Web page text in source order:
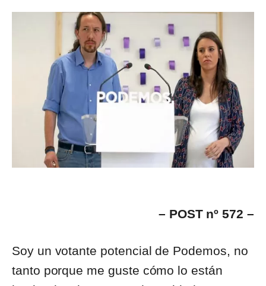
– POST nº 572 –
Soy un votante potencial de Podemos, no
tanto porque me guste cómo lo están